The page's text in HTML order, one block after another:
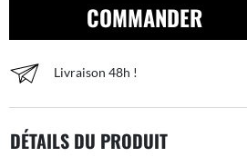
COMMANDER
Livraison 48h !
DÉTAILS DU PRODUIT